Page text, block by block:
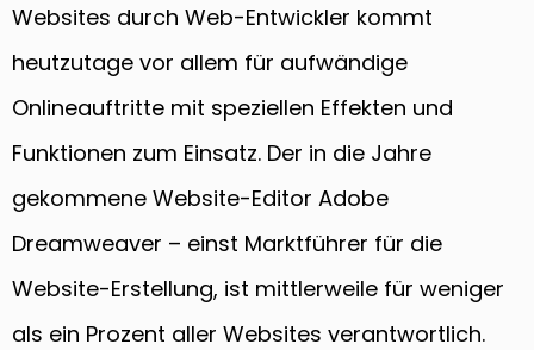
Websites durch Web-Entwickler kommt
heutzutage vor allem für aufwändige
Onlineauftritte mit speziellen Effekten und
Funktionen zum Einsatz. Der in die Jahre
gekommene Website-Editor Adobe
Dreamweaver – einst Marktführer für die
Website-Erstellung, ist mittlerweile für weniger
als ein Prozent aller Websites verantwortlich.